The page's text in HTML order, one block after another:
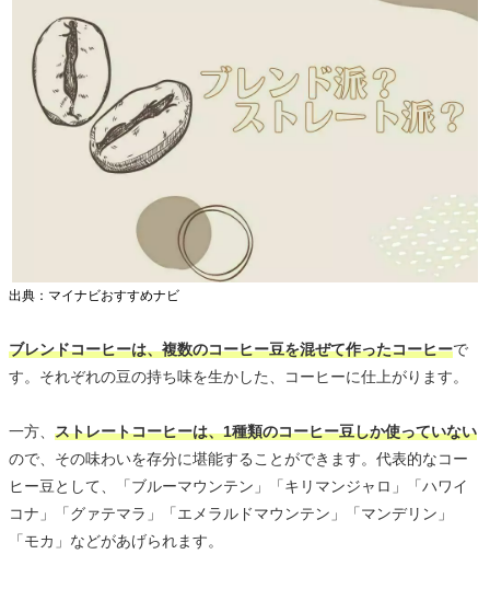
出典：マイナビおすすめナビ
ブレンドコーヒーは、複数のコーヒー豆を混ぜて作ったコーヒーで
す。それぞれの豆の持ち味を生かした、コーヒーに仕上がります。
一方、 ストレートコーヒーは、1種類のコーヒー豆しか使っていない
ので、その味わいを存分に堪能することができます。代表的なコー
ヒー豆として、「ブルーマウンテン」「キリマンジャロ」「ハワイ
コナ」「グァテマラ」「エメラルドマウンテン」「マンデリン」
「モカ」などがあげられます。